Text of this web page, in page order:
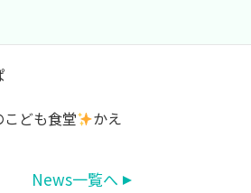
ども食堂
かえ
News一覧へ